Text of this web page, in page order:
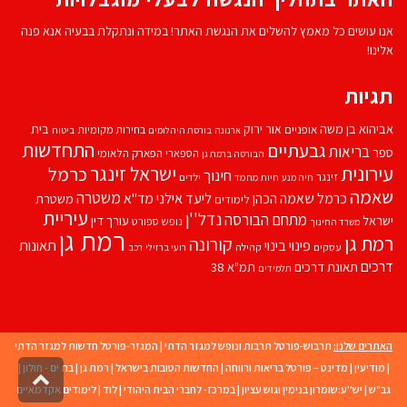
אנו עושים כל מאמץ להשלים את הנגשת האתר! במידה ונתקלת בבעיה אנא פנה
אלינו!
תגיות
אביהוא בן משהאופניים אור ירוק ארנונה בורסת היהלומים בחירות מקומיות ביטוח בית
ספרבריאותגבעתיים הבורסה ברמת גן הספארי הפארק הלאומי התחדשות
עירוניתזינגר חיה מנע חיות מחמד חינוך ילדים ישראל זינגרכרמל
שאמה כרמל שאמה הכהן לימודים ליעד אילנימד''אמשטרה משטרת
ישראל משרד החינוך מתחם הבורסהנדל''ן נופש ספורט עורך דין עיריית
רמת גן עסקים פינוי בינוי קהילה קורונה רועי ברזילי רכב רמת גן תאונות
דרכים תאונת דרכים תלמידים תמ"א 38
האתרים שלנו: תרבוש-פורטל תרבות ונופש למגזר הדתי | המגזר-פורטל חדשות למגזר הדתי
| מודיעין | מדינט – פורטל בריאות ורווחה | החדשות הטובות בישראל | רמת גן | בת ים - חולון |
גב"ש | יש''ע:שומרון בנימין וגוש עציון | במרכז- לחברי הבית היהודי |לוד |לימודים אקדמאיים